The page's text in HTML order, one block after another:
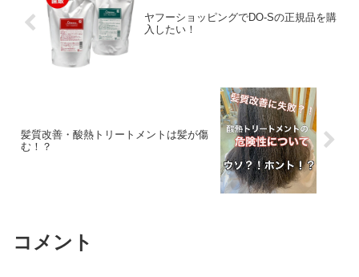
ヤフーショッピングでDO-Sの正規品を購
入したい！
髪質改善・酸熱トリートメントは髪が傷
む！？
コメント